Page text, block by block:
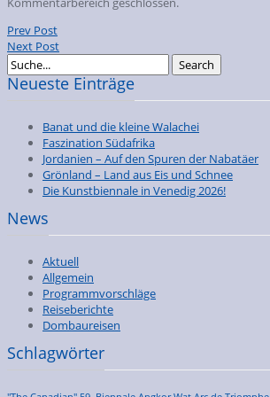
Prev Post
Next Post
Neueste Einträge
Banat und die kleine Walachei
Faszination Südafrika
Jordanien – Auf den Spuren der Nabatäer
Grönland – Land aus Eis und Schnee
Die Kunstbiennale in Venedig 2026!
News
Aktuell
Allgemein
Programmvorschläge
Reiseberichte
Dombaureisen
Schlagwörter